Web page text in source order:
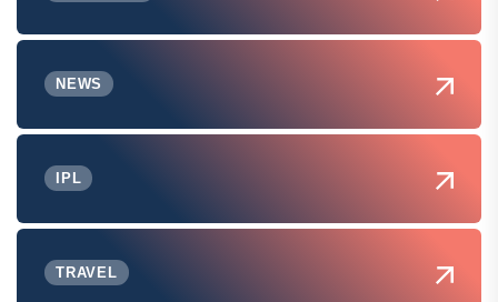
NEWS
IPL
TRAVEL